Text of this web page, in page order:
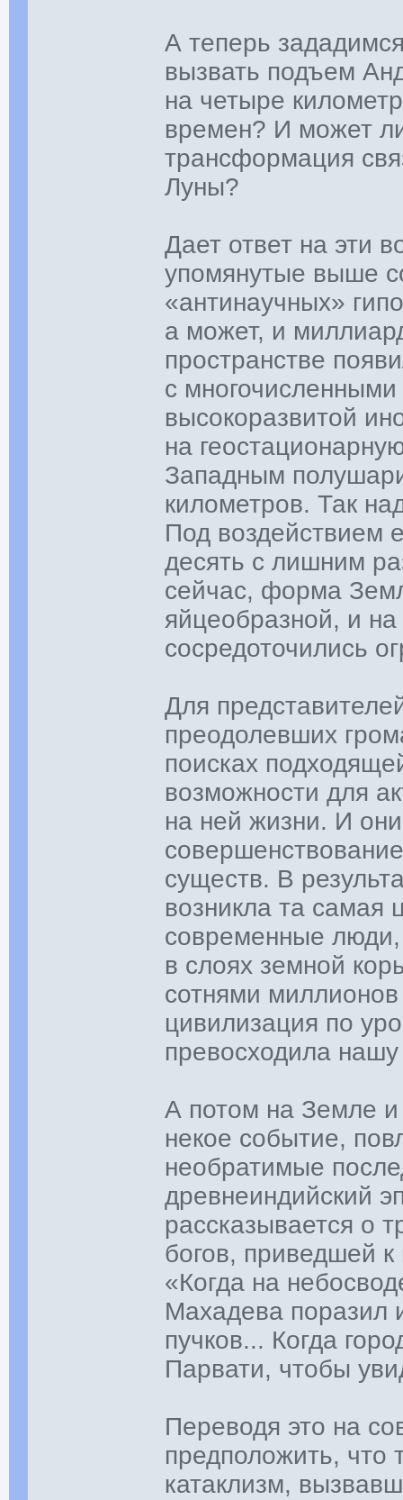
А теперь
вызвать подъем
на четыре
времен? И может
трансформация
Луны?
Дает ответ на эти
упомянутые выше
«антинаучных»
а может, и
пространстве
с
высокоразвитой
на
Западным
километров. Так
Под воздействием
десять с лишним
сейчас, форма
яйцеобразной, и
сосредоточились
Для
преодолевших
поисках
возможности для
на ней жизни. И
существ. В
возникла та самая
современные люди,
в слоях земной
сотнями
цивилизация по
превосходила
А потом на Земле
некое событие,
необратимые
древнеиндийский
рассказывается о
богов, приведшей к
«Когда на
Махадева поразил
пучков... Когда
Парвати, чтобы
Переводя это на
предположить, что
катаклизм,